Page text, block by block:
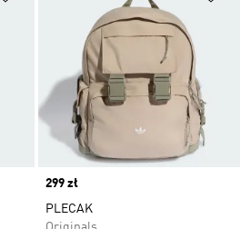
Price
299 zł
PLECAK